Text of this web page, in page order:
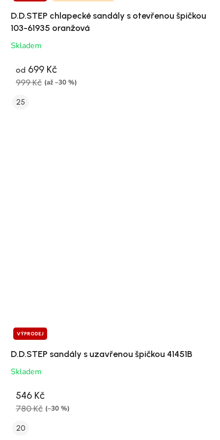
D.D.STEP chlapecké sandály s otevřenou špičkou
103-61935 oranžová
Skladem
od 699 Kč
999 Kč (až –30 %)
25
VÝPRODEJ
D.D.STEP sandály s uzavřenou špičkou 41451B
Skladem
546 Kč
780 Kč (–30 %)
20